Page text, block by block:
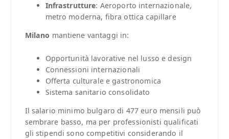
Infrastrutture: Aeroporto internazionale,
metro moderna, fibra ottica capillare
Milano mantiene vantaggi in:
Opportunità lavorative nel lusso e design
Connessioni internazionali
Offerta culturale e gastronomica
Sistema sanitario consolidato
Il salario minimo bulgaro di 477 euro mensili può
sembrare basso, ma per professionisti qualificati
gli stipendi sono competitivi considerando il